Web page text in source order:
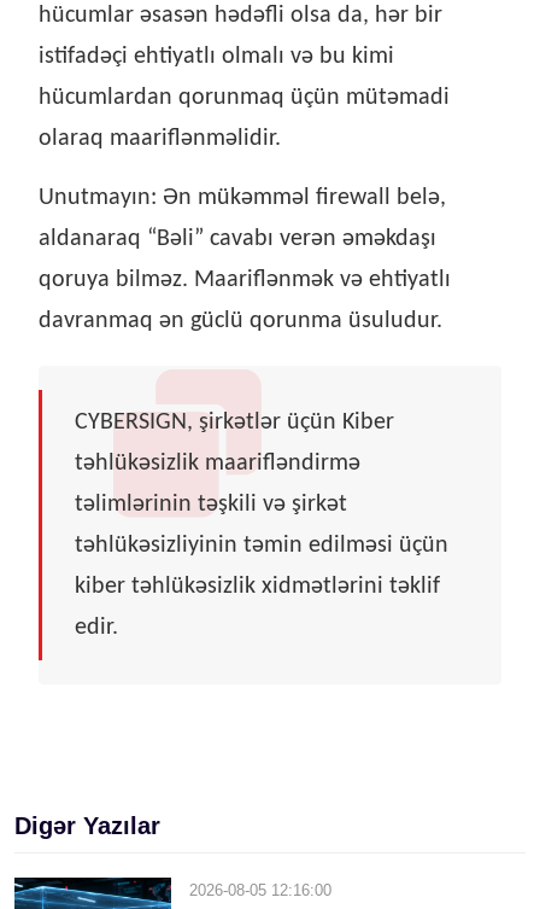
hücumlar əsasən hədəfli olsa da, hər bir
istifadəçi ehtiyatlı olmalı və bu kimi
hücumlardan qorunmaq üçün mütəmadi
olaraq maariflənməlidir.
Unutmayın: Ən mükəmməl firewall belə,
aldanaraq “Bəli” cavabı verən əməkdaşı
qoruya bilməz. Maariflənmək və ehtiyatlı
davranmaq ən güclü qorunma üsuludur.
CYBERSIGN, şirkətlər üçün Kiber
təhlükəsizlik maarifləndirmə
təlimlərinin təşkili və şirkət
təhlükəsizliyinin təmin edilməsi üçün
kiber təhlükəsizlik xidmətlərini təklif
edir.
Digər Yazılar
2026-08-05 12:16:00